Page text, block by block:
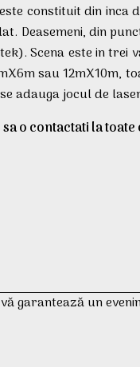
este constituit din inca
Deasemeni, din
Scena este in trei
sau 12mX10m,
adauga jocul de
sa o contactati la
garantează un